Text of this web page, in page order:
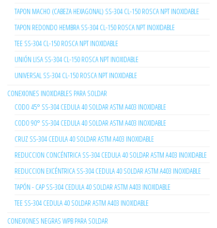
TAPON MACHO (CABEZA HEXAGONAL) SS-304 CL-150 ROSCA NPT INOXIDABLE
TAPON REDONDO HEMBRA SS-304 CL-150 ROSCA NPT INOXIDABLE
TEE SS-304 CL-150 ROSCA NPT INOXIDABLE
UNIÓN LISA SS-304 CL-150 ROSCA NPT INOXIDABLE
UNIVERSAL SS-304 CL-150 ROSCA NPT INOXIDABLE
CONEXIONES INOXIDABLES PARA SOLDAR
CODO 45° SS-304 CEDULA 40 SOLDAR ASTM A403 INOXIDABLE
CODO 90° SS-304 CEDULA 40 SOLDAR ASTM A403 INOXIDABLE
CRUZ SS-304 CEDULA 40 SOLDAR ASTM A403 INOXIDABLE
REDUCCION CONCÉNTRICA SS-304 CEDULA 40 SOLDAR ASTM A403 INOXIDABLE
REDUCCION EXCÉNTRICA SS-304 CEDULA 40 SOLDAR ASTM A403 INOXIDABLE
TAPÓN - CAP SS-304 CEDULA 40 SOLDAR ASTM A403 INOXIDABLE
TEE SS-304 CEDULA 40 SOLDAR ASTM A403 INOXIDABLE
CONEXIONES NEGRAS WPB PARA SOLDAR